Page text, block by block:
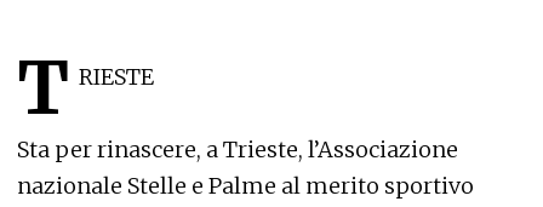
T RIESTE
Sta per rinascere, a Trieste, l’Associazione
nazionale Stelle e Palme al merito sportivo